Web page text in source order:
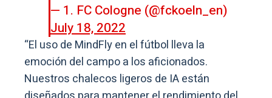
— 1. FC Cologne (@fckoeln_en)
July 18, 2022
“El uso de MindFly en el fútbol lleva la
emoción del campo a los aficionados.
Nuestros chalecos ligeros de IA están